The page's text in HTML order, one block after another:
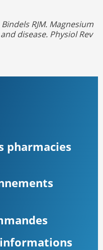
Bindels RJM. Magnesium
disease. Physiol Rev
pharmacies